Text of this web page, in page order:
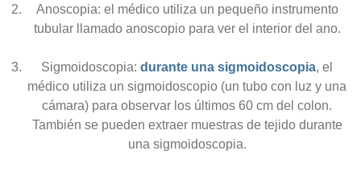
Anoscopia: el médico utiliza un pequeño instrumento
tubular llamado anoscopio para ver el interior del ano.
Sigmoidoscopia: durante una sigmoidoscopia, el
médico utiliza un sigmoidoscopio (un tubo con luz y una
cámara) para observar los últimos 60 cm del colon.
También se pueden extraer muestras de tejido durante
una sigmoidoscopia.